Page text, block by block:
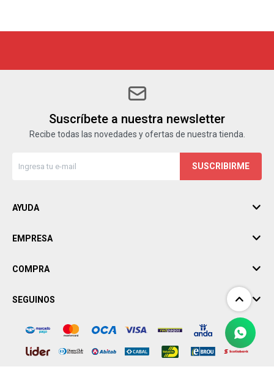
Suscríbete a nuestra newsletter
Recibe todas las novedades y ofertas de nuestra tienda.
SUSCRIBIRME
AYUDA
EMPRESA
COMPRA
SEGUINOS